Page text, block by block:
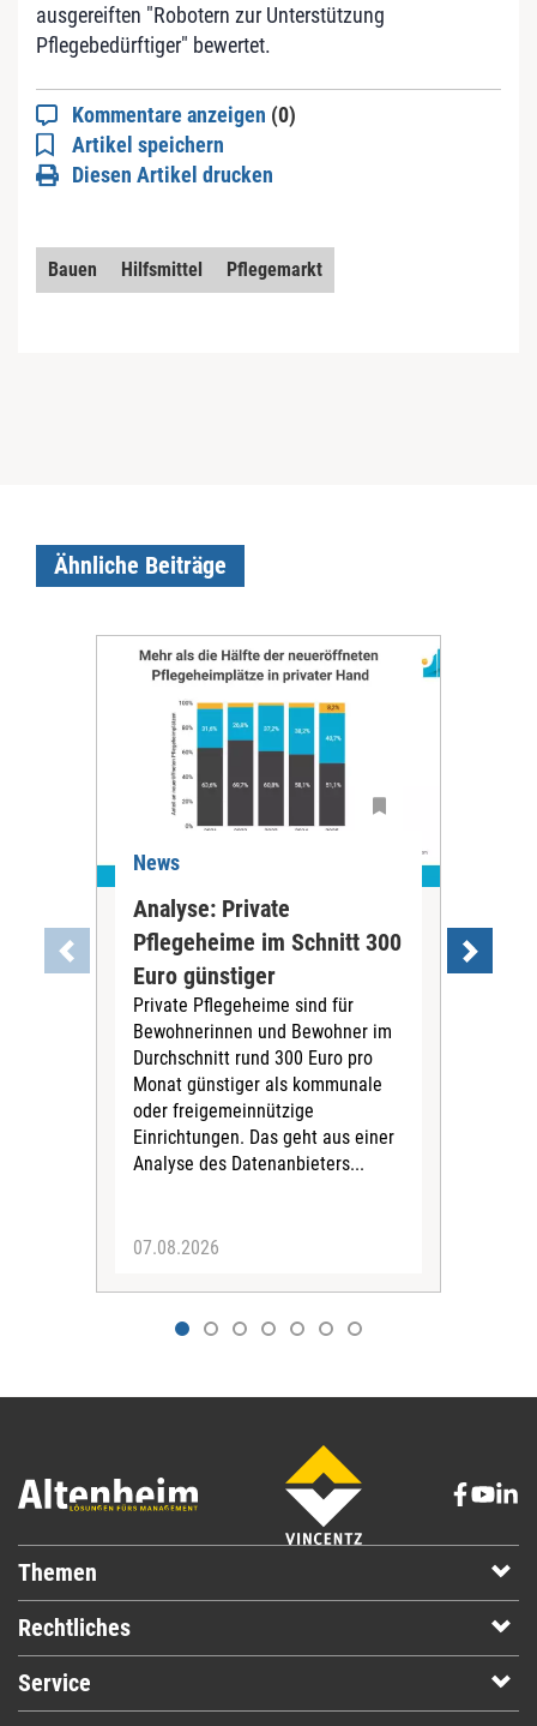
ausgereiften "Robotern zur Unterstützung
Pflegebedürftiger" bewertet.
Kommentare anzeigen (0)
Artikel speichern
Diesen Artikel drucken
Bauen Hilfsmittel Pflegemarkt
Ähnliche Beiträge
News
Analyse: Private
Pflegeheime im Schnitt 300
Euro günstiger
Private Pflegeheime sind für
Bewohnerinnen und Bewohner im
Durchschnitt rund 300 Euro pro
Monat günstiger als kommunale
oder freigemeinnützige
Einrichtungen. Das geht aus einer
Analyse des Datenanbieters...
07.08.2026
Themen
Rechtliches
Service